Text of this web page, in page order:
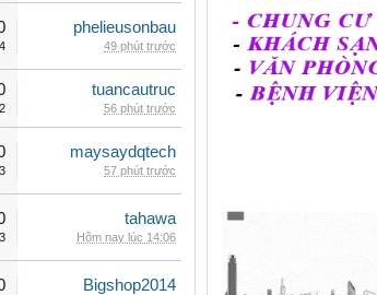
4
phelieusonbau
49 phút trước
2
tuancautruc
56 phút trước
3
maysaydqtech
57 phút trước
3
tahawa
Hôm nay lúc 14:06
Bigshop2014